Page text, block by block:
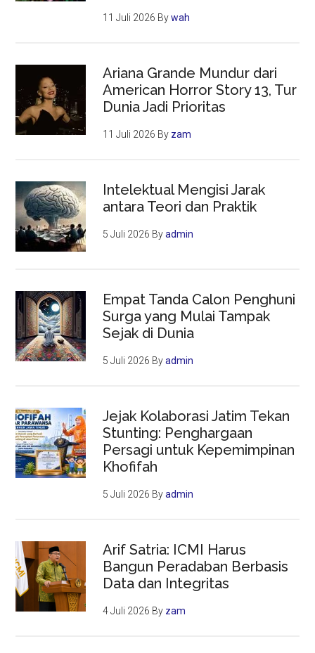
11 Juli 2026 Bywah
Ariana Grande Mundur dari
American Horror Story 13, Tur
Dunia Jadi Prioritas
11 Juli 2026 By zam
Intelektual Mengisi Jarak
antara Teori dan Praktik
5 Juli 2026 Byadmin
Empat Tanda Calon Penghuni
Surga yang Mulai Tampak
Sejak di Dunia
5 Juli 2026 Byadmin
Jejak Kolaborasi Jatim Tekan
Stunting: Penghargaan
Persagi untuk Kepemimpinan
Khofifah
5 Juli 2026 Byadmin
Arif Satria: ICMI Harus
Bangun Peradaban Berbasis
Data dan Integritas
4 Juli 2026 By zam